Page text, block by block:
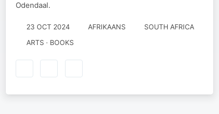
Odendaal.
23 OCT 2024 AFRIKAANS
SOUTH AFRICA
ARTS · BOOKS